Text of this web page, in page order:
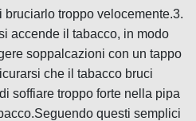
bruciarlo troppo velocemente.3.
accende il tabacco, in modo
soppalcazioni con un tappo
che il tabacco bruci
soffiare troppo forte nella pipa
questi semplici